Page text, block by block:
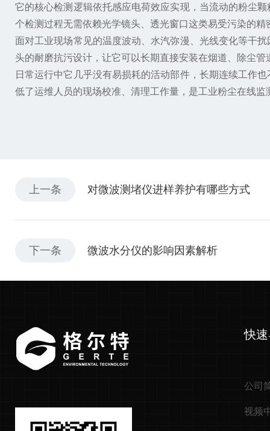
它的核心检测逻辑依托感应电荷效应实现，当流动的粉尘
个检测过程无需依赖光学镜头、透光窗口这类易受污染的
面对工业现场常见的温度波动、水汽弥漫、光线变化等干
头的耐磨抗污设计，让它可以长期直接安装在烟道、除尘
日常运行中它几乎没有易损耗的活动部件，长期连续工作
低了运维人员的现场校准、清理工作量，是工业粉尘在线
上一条 对微波测堵仪进样养护有哪些方式
下一条 微波水分仪的影响因素解析
快
公司
视频